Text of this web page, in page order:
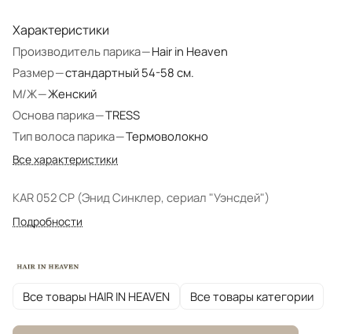
Характеристики
Производитель парика—Hair in Heaven
Размер—стандартный 54-58 см.
М/Ж—Женский
Основа парика—TRESS
Тип волоса парика—Термоволокно
Все характеристики
KAR 052 CP (Энид Синклер, сериал "Уэнсдей")
Подробности
Все товары HAIR IN HEAVEN Все товары категории